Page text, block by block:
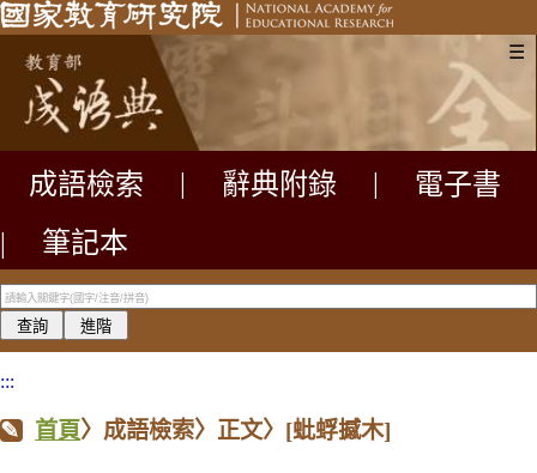
☰
成語檢索 辭典附錄
電子書
|
筆記本
:::
首頁〉成語檢索〉正文〉 [蚍蜉撼木]